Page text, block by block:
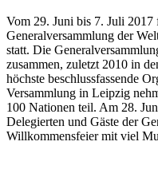
Vom 29. Juni bis 7. Juli
Generalversammlung der
statt. Die
zusammen, zuletzt 2010 in
höchste beschlussfassende
Versammlung in Leipzig
100 Nationen teil. Am 28.
Delegierten und Gäste der
Willkommensfeier mit viel